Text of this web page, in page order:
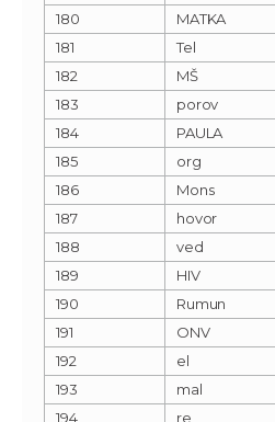
180
MATKA
181
Tel
182
MŠ
183
porov
184
PAULA
185
org
186
Mons
187
hovor
188
ved
189
HIV
190
Rumun
191
ONV
192
el
193
mal
194
re